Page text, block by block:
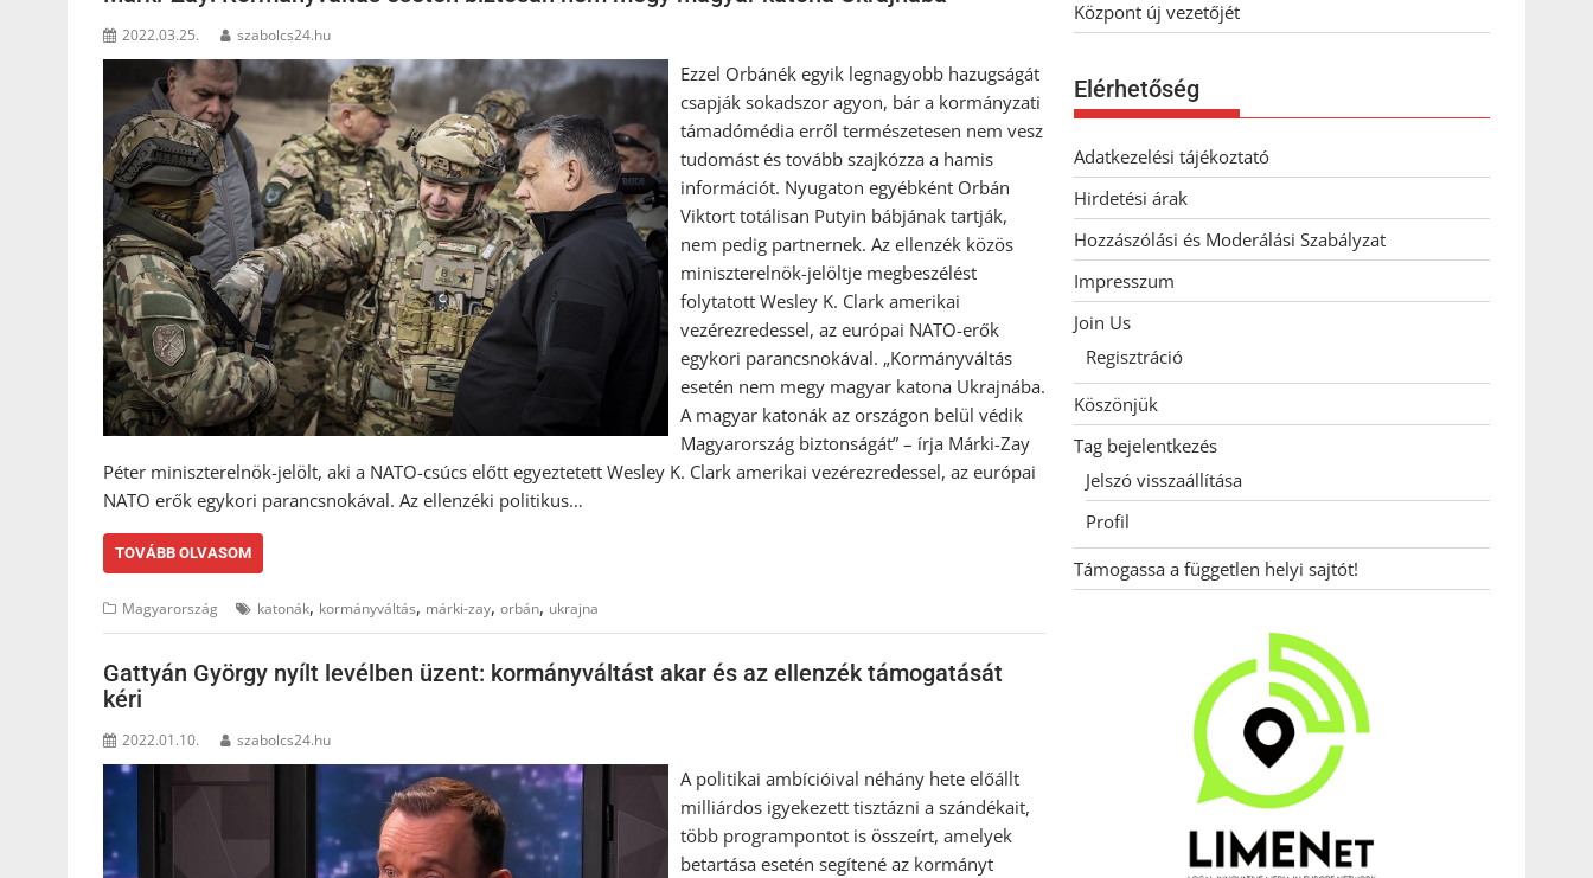
2022.03.25. szabolcs24.hu
Ezzel Orbánék egyik legnagyobb hazugságát
csapják sokadszor agyon, bár a kormányzati
támadómédia erről természetesen nem vesz
tudomást és tovább szajkózza a hamis
információt. Nyugaton egyébként Orbán
Viktort totálisan Putyin bábjának tartják,
nem pedig partnernek. Az ellenzék közös
miniszterelnök-jelöltje megbeszélést
folytatott Wesley K. Clark amerikai
vezérezredessel, az európai NATO-erők
egykori parancsnokával. „Kormányváltás
esetén nem megy magyar katona Ukrajnába.
A magyar katonák az országon belül védik
Magyarország biztonságát” – írja Márki-Zay
Péter miniszterelnök-jelölt, aki a NATO-csúcs előtt egyeztetett Wesley K. Clark amerikai vezérezredessel, az európai
NATO erők egykori parancsnokával. Az ellenzéki politikus…
TOVÁBB OLVASOM
Magyarország katonák, kormányváltás, márki-zay, orbán, ukrajna
Gattyán György nyílt levélben üzent: kormányváltást akar és az ellenzék támogatását
kéri
2022.01.10. szabolcs24.hu
A politikai ambícióival néhány hete előállt
milliárdos igyekezett tisztázni a szándékait,
több programpontot is összeírt, amelyek
betartása esetén segítené az kormányt
Központ új vezetőjét
Elérhetőség
Adatkezelési tájékoztató
Hirdetési árak
Hozzászólási és Moderálási Szabályzat
Impresszum
Join Us
Regisztráció
Köszönjük
Tag bejelentkezés
Jelszó visszaállítása
Profil
Támogassa a független helyi sajtót!